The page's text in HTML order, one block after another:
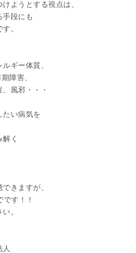
ようとする視点は、
手段にも
。
ギー体質、
障害、
風邪・・・
たい病気を
く
きますが、
す！！
。